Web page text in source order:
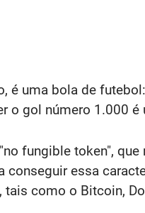
é uma bola de
o gol número 1.000
fungible token",
conseguir essa
como o Bitcoin,